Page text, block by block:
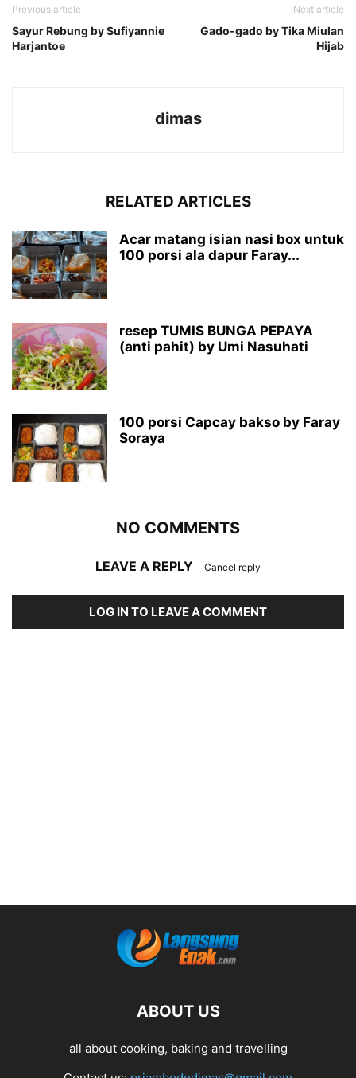
Previous article
Sayur Rebung by Sufiyannie
Harjantoe
Next article
Gado-gado by Tika Miulan
Hijab
dimas
RELATED ARTICLES
Acar matang isian nasi box untuk
100 porsi ala dapur Faray...
resep TUMIS BUNGA PEPAYA
(anti pahit) by Umi Nasuhati
100 porsi Capcay bakso by Faray
Soraya
NO COMMENTS
LEAVE A REPLY Cancel reply
LOG IN TO LEAVE A COMMENT
ABOUT US
all about cooking, baking and travelling